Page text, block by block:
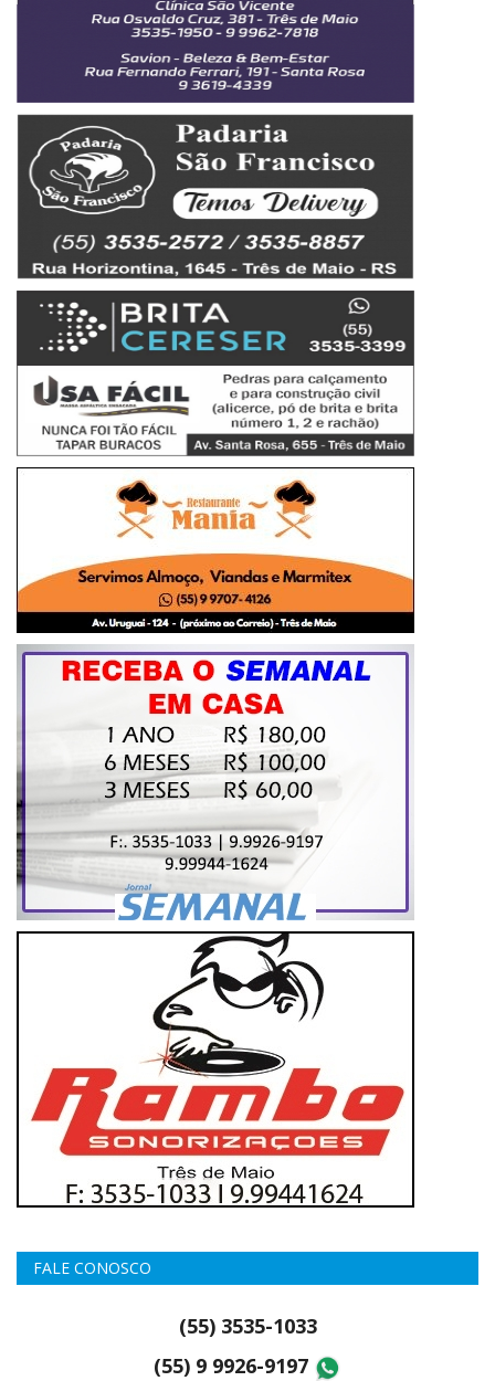
FALE CONOSCO
(55) 3535-1033
(55) 9 9926-9197